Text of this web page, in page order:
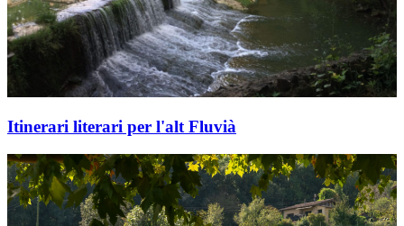
Itinerari literari per l'alt Fluvià